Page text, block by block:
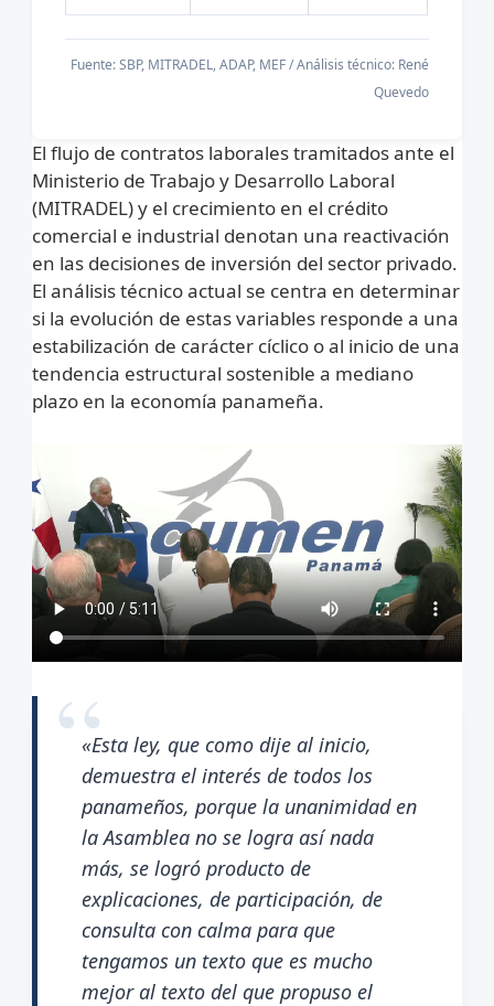
Fuente: SBP, MITRADEL, ADAP, MEF / Análisis técnico: René
Quevedo
El flujo de contratos laborales tramitados ante el
Ministerio de Trabajo y Desarrollo Laboral
(MITRADEL) y el crecimiento en el crédito
comercial e industrial denotan una reactivación
en las decisiones de inversión del sector privado.
El análisis técnico actual se centra en determinar
si la evolución de estas variables responde a una
estabilización de carácter cíclico o al inicio de una
tendencia estructural sostenible a mediano
plazo en la economía panameña.
«Esta ley, que como dije al inicio,
demuestra el interés de todos los
panameños, porque la unanimidad en
la Asamblea no se logra así nada
más, se logró producto de
explicaciones, de participación, de
consulta con calma para que
tengamos un texto que es mucho
mejor al texto del que propuso el